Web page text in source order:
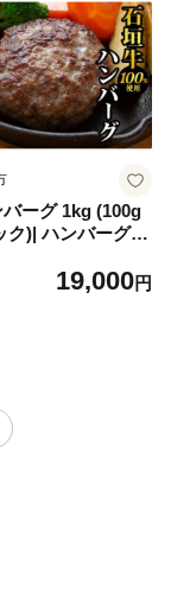
ーグ 1kg (100g
ク)| ハンバーグ
19,000円